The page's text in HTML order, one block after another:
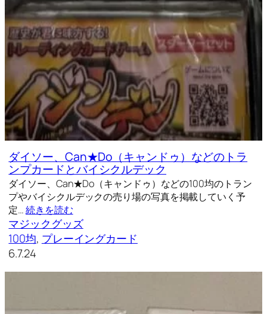
ダイソー、Can★Do（キャンドゥ）などのトラ
ンプカードとバイシクルデック
ダイソー、Can★Do（キャンドゥ）などの100均のトラン
プやバイシクルデックの売り場の写真を掲載していく予
定…続きを読む
マジックグッズ
100均, プレーイングカード
6.7.24